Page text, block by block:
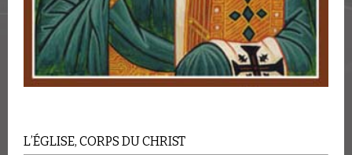
L’ÉGLISE, CORPS DU CHRIST